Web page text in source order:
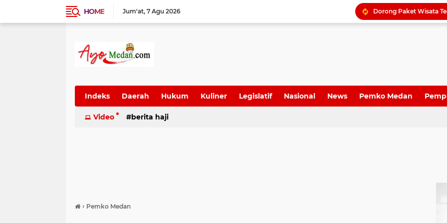
HOME Jum'at 7 Agu 2026
Indeks Daerah Hukum Kuliner Legislatif Nasional News Pemko Medan
SUmatera Utara Wisata
Video berita haji
› Pemko Medan